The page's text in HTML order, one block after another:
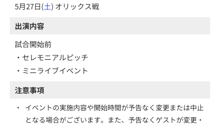
5月27日(土) オリックス戦
出演内容
試合開始前
・セレモニアルピッチ
・ミニライブイベント
注意事項
・
イベントの実施内容や開始時間が予告なく変更または中止
となる場合がございます。また、予告なくゲストが変更・